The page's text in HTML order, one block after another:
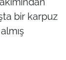
bir karpuz